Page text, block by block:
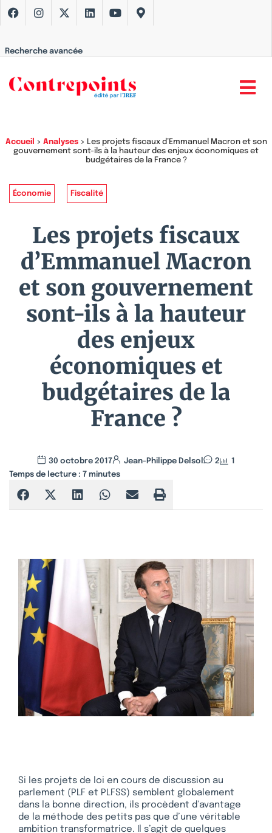
Recherche avancée
Accueil > Analyses> Les projets fiscaux d’Emmanuel Macron et son
gouvernement sont-ils à la hauteur des enjeux économiques et
budgétaires de la France ?
Économie Fiscalité
Les projets fiscaux
d’Emmanuel Macron
et son gouvernement
sont-ils à la hauteur
des enjeux
économiques et
budgétaires de la
France ?
30 octobre 2017 Jean-Philippe Delsol 2
1
Temps de lecture : 7 minutes
Si les projets de loi en cours de discussion au
parlement (PLF et PLFSS) semblent globalement
dans la bonne direction, ils procèdent d’avantage
de la méthode des petits pas que d’une véritable
ambition transformatrice. Il s’agit de quelques